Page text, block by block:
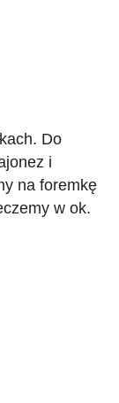
Do
i
na foremkę
w ok.